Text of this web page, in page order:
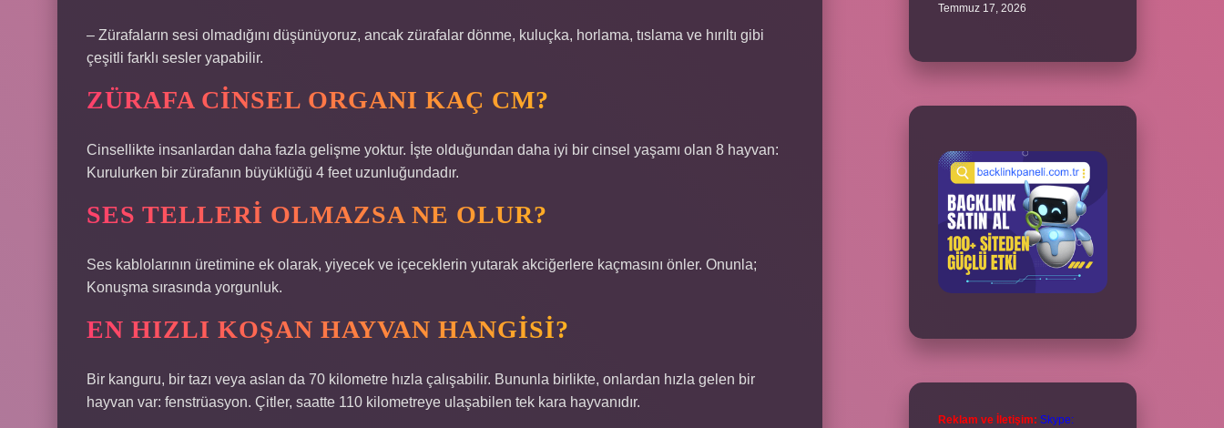
– Zürafaların sesi olmadığını düşünüyoruz, ancak zürafalar dönme, kuluçka, horlama, tıslama ve hırıltı gibi
çeşitli farklı sesler yapabilir.
ZÜRAFA CINSEL ORGANI KAÇ CM?
Cinsellikte insanlardan daha fazla gelişme yoktur. İşte olduğundan daha iyi bir cinsel yaşamı olan 8 hayvan:
Kurulurken bir zürafanın büyüklüğü 4 feet uzunluğundadır.
SES TELLERI OLMAZSA NE OLUR?
Ses kablolarının üretimine ek olarak, yiyecek ve içeceklerin yutarak akciğerlere kaçmasını önler. Onunla;
Konuşma sırasında yorgunluk.
EN HIZLI KOŞAN HAYVAN HANGISI?
Bir kanguru, bir tazı veya aslan da 70 kilometre hızla çalışabilir. Bununla birlikte, onlardan hızla gelen bir
hayvan var: fenstrüasyon. Çitler, saatte 110 kilometreye ulaşabilen tek kara hayvanıdır.
Temmuz 17, 2026
Reklam ve İletişim: Skype: